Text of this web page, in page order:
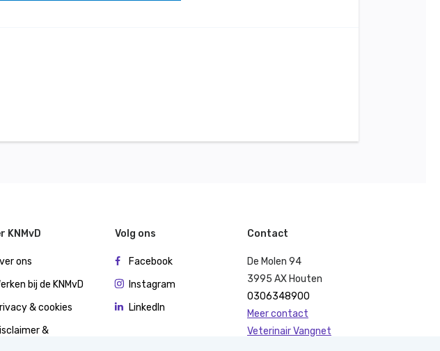
KNMvD
ons
bij de KNMvD
& cookies
&
Volg ons
Facebook
Instagram
LinkedIn
Contact
De Molen 94
3995 AX Houten
0306348900
Meer contact
Veterinair Vangnet